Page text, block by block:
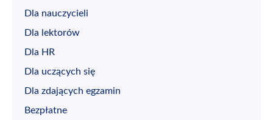
Dla nauczycieli
Dla lektorów
Dla HR
Dla uczących się
Dla zdających egzamin
Bezpłatne